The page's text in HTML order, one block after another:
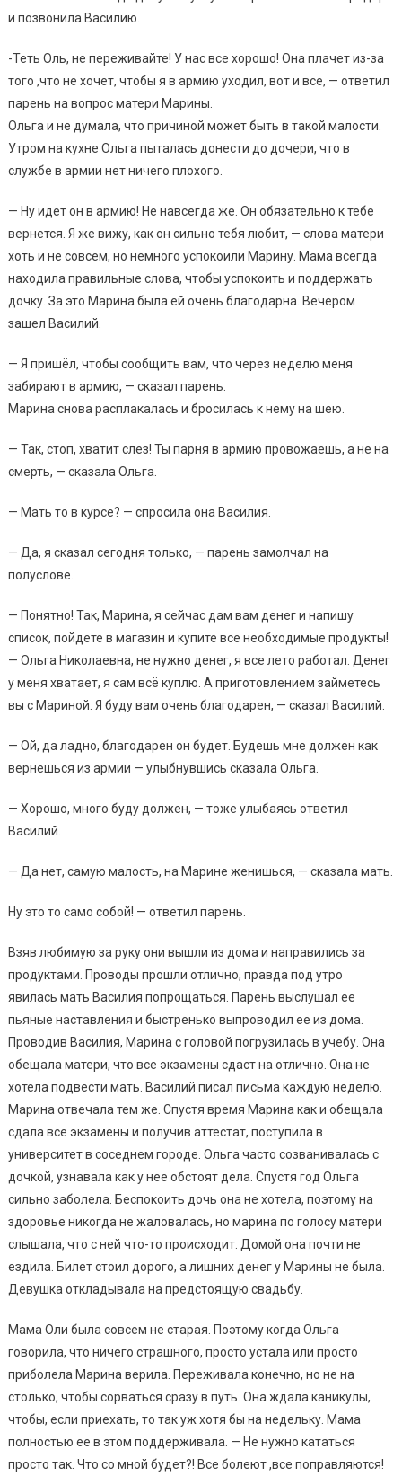
и позвонила Василию.
-Теть Оль, не переживайте! У нас все хорошо! Она плачет из-за
того ,что не хочет, чтобы я в армию уходил, вот и все, — ответил
парень на вопрос матери Марины.
Ольга и не думала, что причиной может быть в такой малости.
Утром на кухне Ольга пыталась донести до дочери, что в
службе в армии нет ничего плохого.
— Ну идет он в армию! Не навсегда же. Он обязательно к тебе
вернется. Я же вижу, как он сильно тебя любит, — слова матери
хоть и не совсем, но немного успокоили Марину. Мама всегда
находила правильные слова, чтобы успокоить и поддержать
дочку. За это Марина была ей очень благодарна. Вечером
зашел Василий.
— Я пришёл, чтобы сообщить вам, что через неделю меня
забирают в армию, — сказал парень.
Марина снова расплакалась и бросилась к нему на шею.
— Так, стоп, хватит слез! Ты парня в армию провожаешь, а не на
смерть, — сказала Ольга.
— Мать то в курсе? — спросила она Василия.
— Да, я сказал сегодня только, — парень замолчал на
полуслове.
— Понятно! Так, Марина, я сейчас дам вам денег и напишу
список, пойдете в магазин и купите все необходимые продукты!
— Ольга Николаевна, не нужно денег, я все лето работал. Денег
у меня хватает, я сам всё куплю. А приготовлением займетесь
вы с Мариной. Я буду вам очень благодарен, — сказал Василий.
— Ой, да ладно, благодарен он будет. Будешь мне должен как
вернешься из армии — улыбнувшись сказала Ольга.
— Хорошо, много буду должен, — тоже улыбаясь ответил
Василий.
— Да нет, самую малость, на Марине женишься, — сказала мать.
Ну это то само собой! — ответил парень.
Взяв любимую за руку они вышли из дома и направились за
продуктами. Проводы прошли отлично, правда под утро
явилась мать Василия попрощаться. Парень выслушал ее
пьяные наставления и быстренько выпроводил ее из дома.
Проводив Василия, Марина с головой погрузилась в учебу. Она
обещала матери, что все экзамены сдаст на отлично. Она не
хотела подвести мать. Василий писал письма каждую неделю.
Марина отвечала тем же. Спустя время Марина как и обещала
сдала все экзамены и получив аттестат, поступила в
университет в соседнем городе. Ольга часто созванивалась с
дочкой, узнавала как у нее обстоят дела. Спустя год Ольга
сильно заболела. Беспокоить дочь она не хотела, поэтому на
здоровье никогда не жаловалась, но марина по голосу матери
слышала, что с ней что-то происходит. Домой она почти не
ездила. Билет стоил дорого, а лишних денег у Марины не была.
Девушка откладывала на предстоящую свадьбу.
Мама Оли была совсем не старая. Поэтому когда Ольга
говорила, что ничего страшного, просто устала или просто
приболела Марина верила. Переживала конечно, но не на
столько, чтобы сорваться сразу в путь. Она ждала каникулы,
чтобы, если приехать, то так уж хотя бы на недельку. Мама
полностью ее в этом поддерживала. — Не нужно кататься
просто так. Что со мной будет?! Все болеют ,все поправляются!